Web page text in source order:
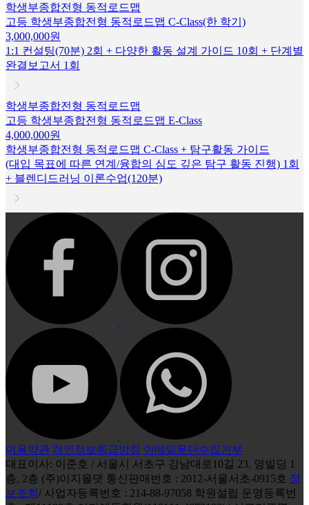
학생부종합전형 동적로드맵
고등 학생부종합전형 동적로드맵 C-Class(한 학기)
3,000,000원
1:1 컨설팅(70분) 2회 + 다양한 활동 설계 가이드 10회 + 단계별
완결보고서 1회
학생부종합전형 동적로드맵
고등 학생부종합전형 동적로드맵 E-Class
4,000,000원
학생부종합전형 동적로드맵 C-Class + 탐구활동 가이드
(대입 목표에 따른 연계/융합의 심도 깊은 탐구 활동 진행) 1회
+ 블렌디드러닝 이론수업(120분)
이용약관 개인정보취급방침 이메일무단수집거부
대표이사: 이준호 / 서울시 서초구 강남대로10길 23, 영빌딩 1
층, 2층 (주)이지올댓 통신판매번호 : 2012-서울서초-0915호 정
보조회 / 사업자등록번호 : 214-88-97058 학원설립 운영등록번